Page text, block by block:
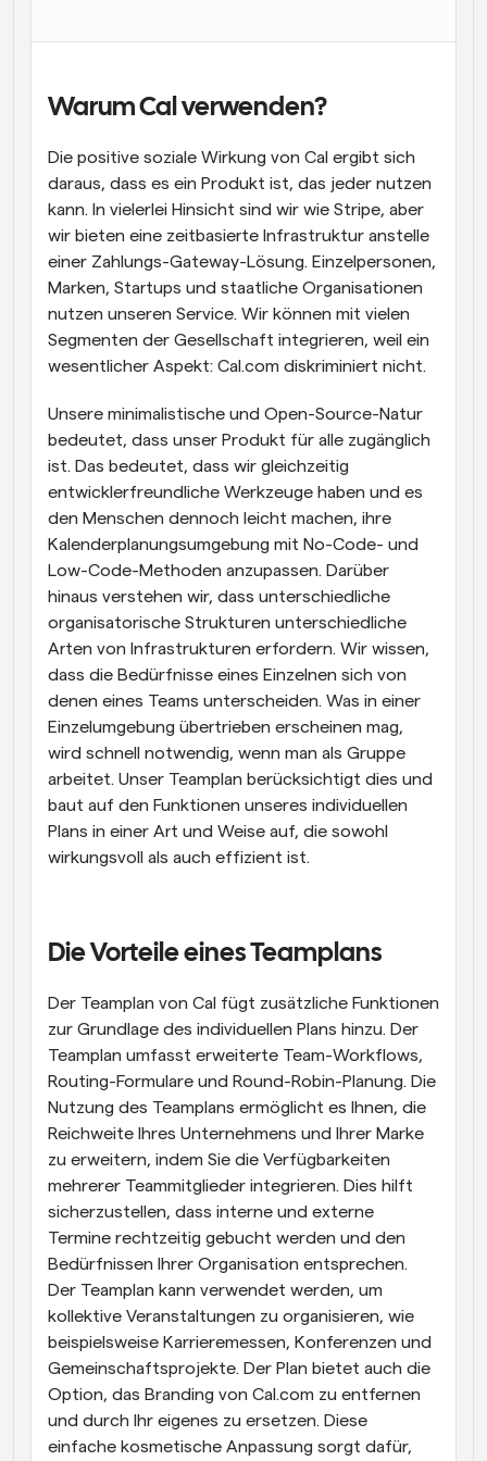
Supercharged Planung mit KI-gestützten Anrufen
Blog
Sofortige Besprechungen
Treffen Sie sich in wenigen Minuten mit Kunden
Dynamische Gruppenlinks
Nahtlos Meetings mit mehreren Personen buchen
Webhooks
Erhalten Sie eine Benachrichtigung, wenn etwas
Warum Cal verwenden?
Die positive soziale Wirkung von Cal ergibt sich
daraus, dass es ein Produkt ist, das jeder nutzen
kann. In vielerlei Hinsicht sind wir wie Stripe, aber
wir bieten eine zeitbasierte Infrastruktur anstelle
einer Zahlungs-Gateway-Lösung. Einzelpersonen,
Marken, Startups und staatliche Organisationen
nutzen unseren Service. Wir können mit vielen
Segmenten der Gesellschaft integrieren, weil ein
wesentlicher Aspekt: Cal.com diskriminiert nicht.
Unsere minimalistische und Open-Source-Natur
bedeutet, dass unser Produkt für alle zugänglich
ist. Das bedeutet, dass wir gleichzeitig
entwicklerfreundliche Werkzeuge haben und es
den Menschen dennoch leicht machen, ihre
Kalenderplanungsumgebung mit No-Code- und
Low-Code-Methoden anzupassen. Darüber
hinaus verstehen wir, dass unterschiedliche
organisatorische Strukturen unterschiedliche
Arten von Infrastrukturen erfordern. Wir wissen,
dass die Bedürfnisse eines Einzelnen sich von
denen eines Teams unterscheiden. Was in einer
Einzelumgebung übertrieben erscheinen mag,
wird schnell notwendig, wenn man als Gruppe
arbeitet. Unser Teamplan berücksichtigt dies und
baut auf den Funktionen unseres individuellen
Plans in einer Art und Weise auf, die sowohl
wirkungsvoll als auch effizient ist.
Die Vorteile eines Teamplans
Der Teamplan von Cal fügt zusätzliche Funktionen
zur Grundlage des individuellen Plans hinzu. Der
Teamplan umfasst erweiterte Team-Workflows,
Routing-Formulare und Round-Robin-Planung. Die
Nutzung des Teamplans ermöglicht es Ihnen, die
Reichweite Ihres Unternehmens und Ihrer Marke
zu erweitern, indem Sie die Verfügbarkeiten
mehrerer Teammitglieder integrieren. Dies hilft
sicherzustellen, dass interne und externe
Termine rechtzeitig gebucht werden und den
Bedürfnissen Ihrer Organisation entsprechen.
Der Teamplan kann verwendet werden, um
kollektive Veranstaltungen zu organisieren, wie
beispielsweise Karrieremessen, Konferenzen und
Gemeinschaftsprojekte. Der Plan bietet auch die
Option, das Branding von Cal.com zu entfernen
und durch Ihr eigenes zu ersetzen. Diese
einfache kosmetische Anpassung sorgt dafür,